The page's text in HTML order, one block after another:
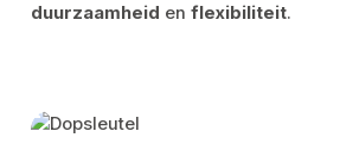
duurzaamheid enflexibiliteit.
Skip category gallery